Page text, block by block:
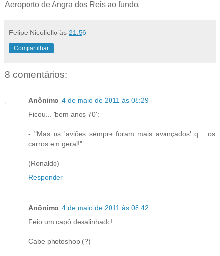
Aeroporto de Angra dos Reis ao fundo.
Felipe Nicoliello às 21:56
Compartilhar
8 comentários:
Anônimo 4 de maio de 2011 às 08:29
Ficou... 'bem anos 70':
- "Mas os 'aviões sempre foram mais avançados' q... os
carros em geral!"
(Ronaldo)
Responder
Anônimo 4 de maio de 2011 às 08:42
Feio um capô desalinhado!
Cabe photoshop (?)